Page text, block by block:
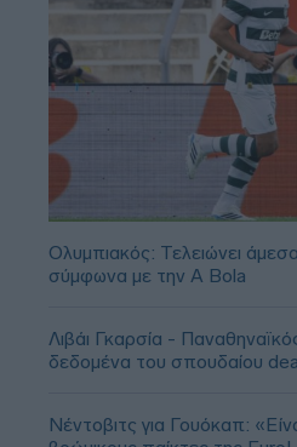
Ολυμπιακός: Τελειώνει
σύμφωνα με την A Bola
Λιβάι Γκαρσία -
δεδομένα του σπουδαίου
Νέντοβιτς για Γουόκαπ: